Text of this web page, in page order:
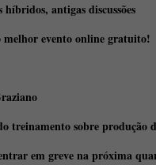
híbridos, antigas discussões
evento online gratuito!
treinamento sobre produção
em greve na próxima